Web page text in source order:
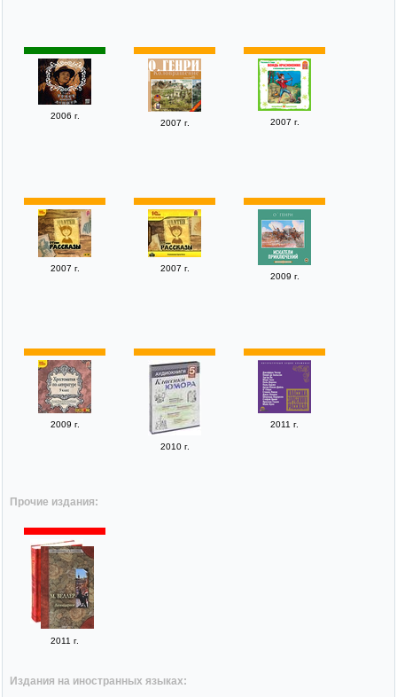
2006 г.
2007 г. 2007 г.
2007 г.
2007 г.
2009 г.
2009 г.
2010 г.
2011 г.
Прочие издания:
2011 г.
Издания на иностранных языках: